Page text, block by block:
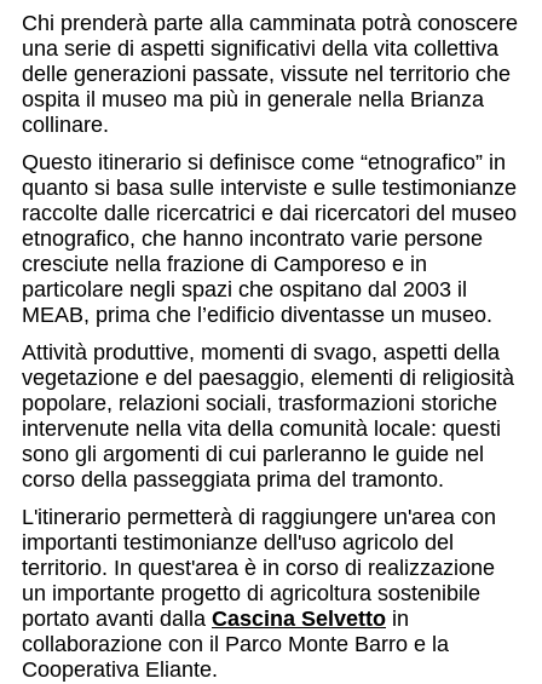
Chi prenderà parte alla camminata potrà conoscere
una serie di aspetti significativi della vita collettiva
delle generazioni passate, vissute nel territorio che
ospita il museo ma più in generale nella Brianza
collinare.
Questo itinerario si definisce come “etnografico” in
quanto si basa sulle interviste e sulle testimonianze
raccolte dalle ricercatrici e dai ricercatori del museo
etnografico, che hanno incontrato varie persone
cresciute nella frazione di Camporeso e in
particolare negli spazi che ospitano dal 2003 il
MEAB, prima che l’edificio diventasse un museo.
Attività produttive, momenti di svago, aspetti della
vegetazione e del paesaggio, elementi di religiosità
popolare, relazioni sociali, trasformazioni storiche
intervenute nella vita della comunità locale: questi
sono gli argomenti di cui parleranno le guide nel
corso della passeggiata prima del tramonto.
L'itinerario permetterà di raggiungere un'area con
importanti testimonianze dell'uso agricolo del
territorio. In quest'area è in corso di realizzazione
un importante progetto di agricoltura sostenibile
portato avanti dalla Cascina Selvetto in
collaborazione con il Parco Monte Barro e la
Cooperativa Eliante.